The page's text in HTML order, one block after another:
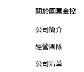
關於國票金控
公司簡介
經營團隊
公司沿革